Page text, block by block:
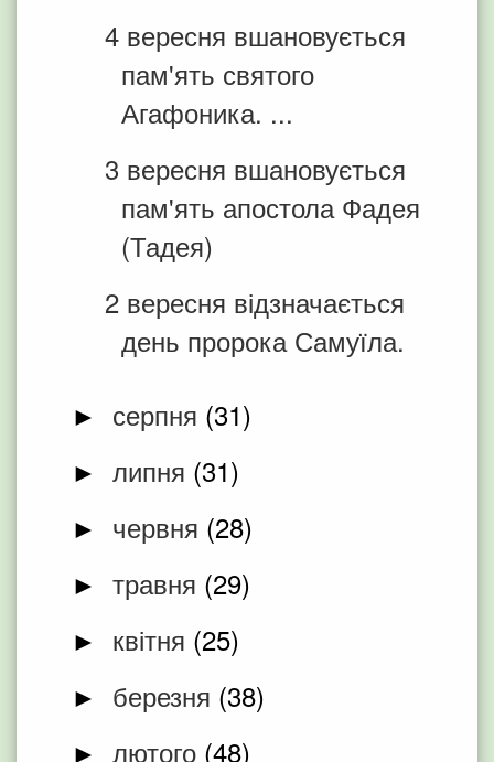
4 вересня вшановується
пам'ять святого
Агафоника. ...
3 вересня вшановується
пам'ять апостола Фадея
(Тадея)
2 вересня відзначається
день пророка Самуїла.
► серпня (31)
► липня (31)
► червня (28)
► травня (29)
► квітня (25)
► березня (38)
► лютого (48)